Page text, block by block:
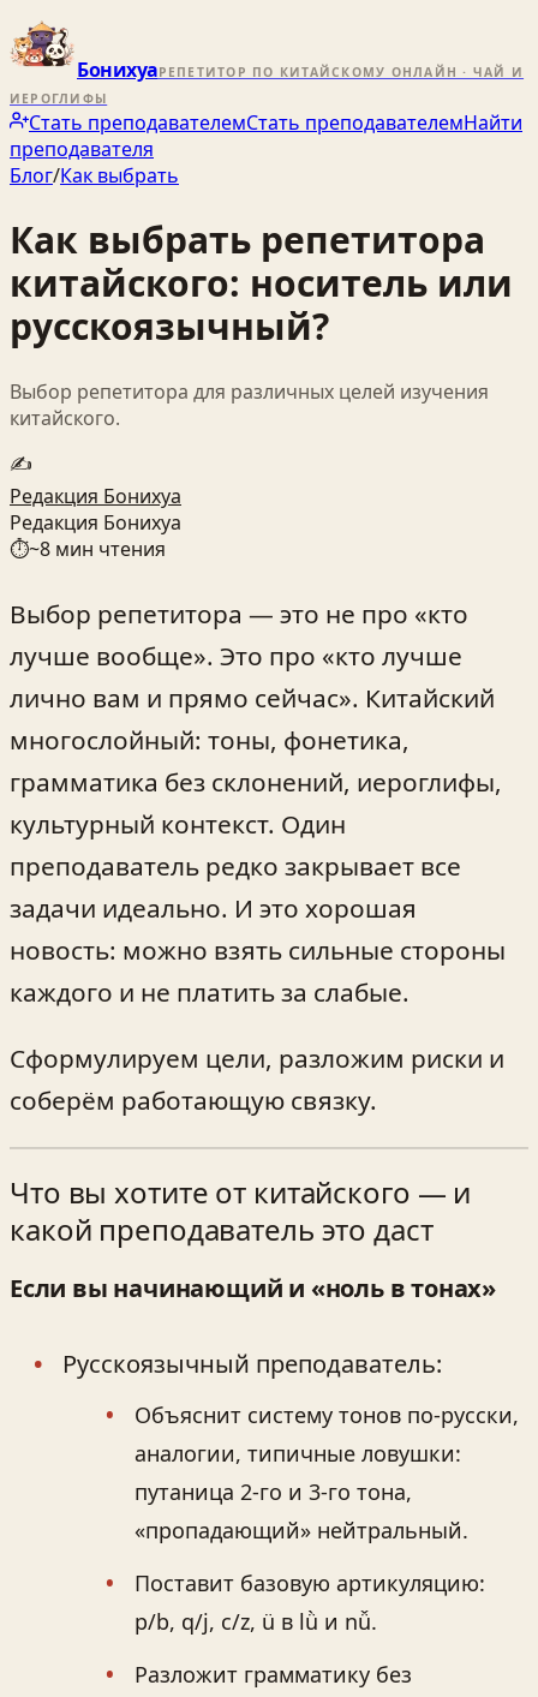
БонихуаРЕПЕТИТОР ПО КИТАЙСКОМУ ОНЛАЙН · ЧАЙ И
ИЕРОГЛИФЫ
Стать преподавателемСтать преподавателемНайти
преподавателя
Блог/Как выбрать
Как выбрать репетитора
китайского: носитель или
русскоязычный?
Выбор репетитора для различных целей изучения
китайского.
✍️
Редакция Бонихуа
Редакция Бонихуа
⏱~8 мин чтения
Выбор репетитора — это не про «кто
лучше вообще». Это про «кто лучше
лично вам и прямо сейчас». Китайский
многослойный: тоны, фонетика,
грамматика без склонений, иероглифы,
культурный контекст. Один
преподаватель редко закрывает все
задачи идеально. И это хорошая
новость: можно взять сильные стороны
каждого и не платить за слабые.
Сформулируем цели, разложим риски и
соберём работающую связку.
Что вы хотите от китайского — и
какой преподаватель это даст
Если вы начинающий и «ноль в тонах»
Русскоязычный преподаватель:
Объяснит систему тонов по‑русски,
аналогии, типичные ловушки:
путаница 2‑го и 3‑го тона,
«пропадающий» нейтральный.
Поставит базовую артикуляцию:
p/b, q/j, c/z, ü в lǜ и nǚ.
Разложит грамматику без